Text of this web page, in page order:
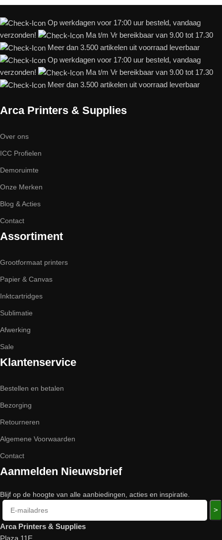
Op werkdagen voor 17:00 uur besteld, vandaag
verzonden!
Ma t/m Vr bereikbaar van 9.00 tot 17.30
Meer dan 3.500 artikelen uit voorraad leverbaar
Op werkdagen voor 17:00 uur besteld, vandaag
verzonden!
Ma t/m Vr bereikbaar van 9.00 tot 17.30
Meer dan 3.500 artikelen uit voorraad leverbaar
Arca Printers & Supplies
Over ons
ICC Profielen
Demoruimte
Onze Merken
Blog & Acties
Contact
Assortiment
Grootformaat printers
Papier & Canvas
Inktcartridges
Sublimatie
Afwerking
Sale
Klantenservice
Bestellen en betalen
Bezorging
Retourneren
Algemene Voorwaarden
Contact
Aanmelden Nieuwsbrief
Blijf op de hoogte van alle aanbiedingen, acties en inspiratie.
>
Arca Printers & Supplies